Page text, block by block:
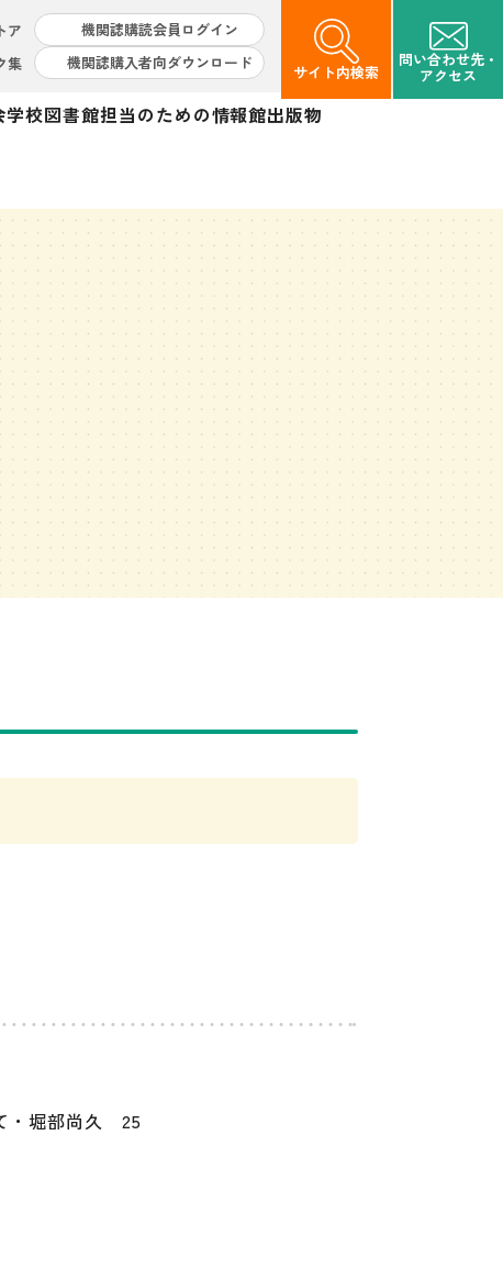
ア
機関誌購読会員ログイン
集 機関誌購入者向ダウンロード サイト内検索
問い合わせ先・
アクセス
学校図書館担当のための情報館出版物
・堀部尚久 25